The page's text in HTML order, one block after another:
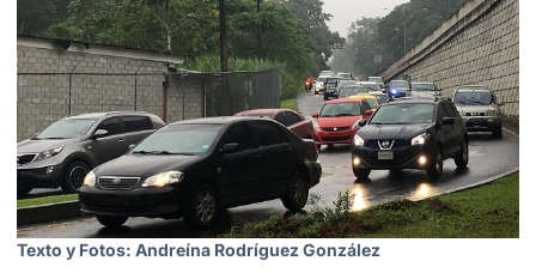
Texto y Fotos: Andreína Rodríguez González